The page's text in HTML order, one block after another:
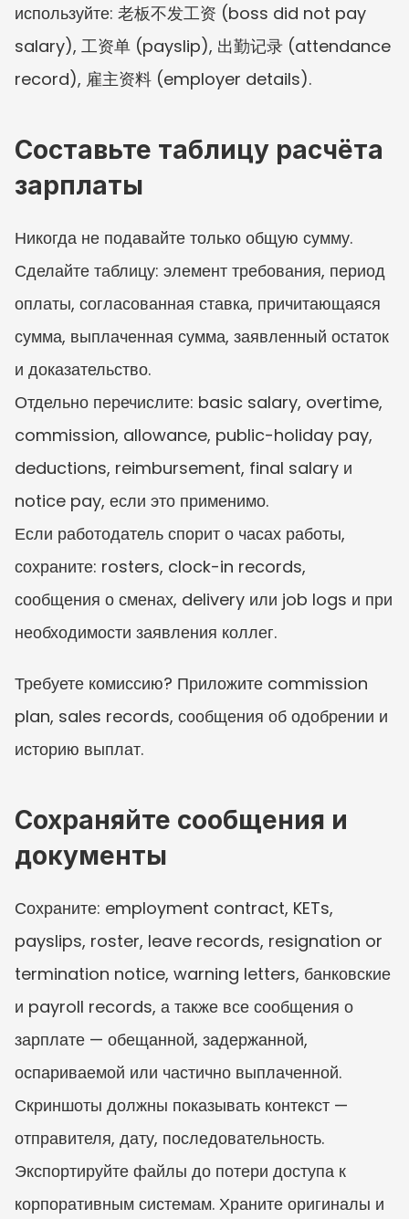
используйте: 老板不发工资 (boss did not pay
salary), 工资单 (payslip), 出勤记录 (attendance
record), 雇主资料 (employer details).
Составьте таблицу расчёта
зарплаты
Никогда не подавайте только общую сумму.
Сделайте таблицу: элемент требования, период
оплаты, согласованная ставка, причитающаяся
сумма, выплаченная сумма, заявленный остаток
и доказательство.
Отдельно перечислите: basic salary, overtime,
commission, allowance, public-holiday pay,
deductions, reimbursement, final salary и
notice pay, если это применимо.
Если работодатель спорит о часах работы,
сохраните: rosters, clock-in records,
сообщения о сменах, delivery или job logs и при
необходимости заявления коллег.
Требуете комиссию? Приложите commission
plan, sales records, сообщения об одобрении и
историю выплат.
Сохраняйте сообщения и
документы
Сохраните: employment contract, KETs,
payslips, roster, leave records, resignation or
termination notice, warning letters, банковские
и payroll records, а также все сообщения о
зарплате — обещанной, задержанной,
оспариваемой или частично выплаченной.
Скриншоты должны показывать контекст —
отправителя, дату, последовательность.
Экспортируйте файлы до потери доступа к
корпоративным системам. Храните оригиналы и